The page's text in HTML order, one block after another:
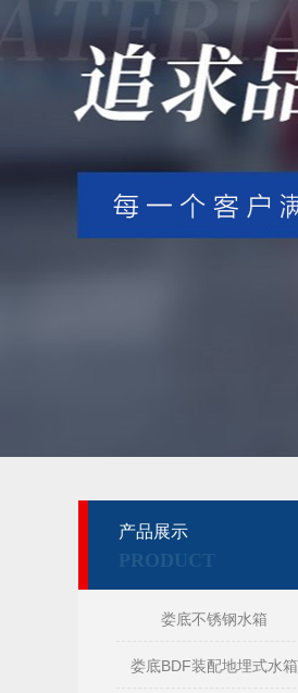
产品展示
PRODUCT
娄底不锈钢水箱
娄底BDF装配地埋式水箱